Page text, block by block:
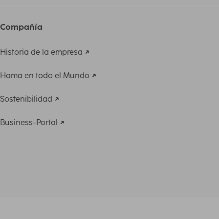
Compañía
Historia de la empresa
Hama en todo el Mundo
Sostenibilidad
Business-Portal